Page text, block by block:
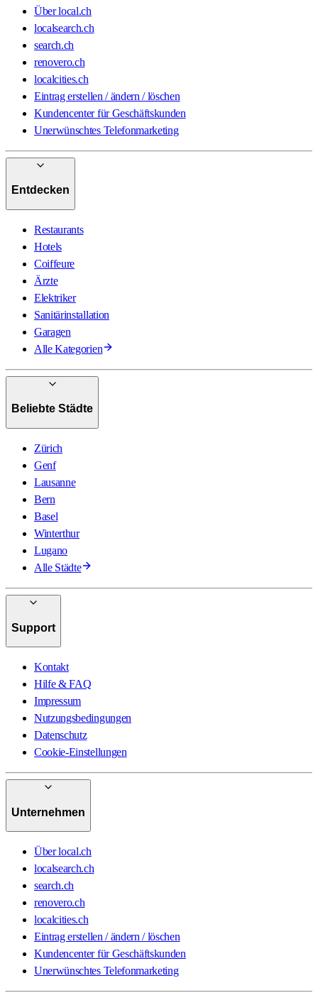
Über local.ch
localsearch.ch
search.ch
renovero.ch
localcities.ch
Eintrag erstellen / ändern / löschen
Kundencenter für Geschäftskunden
Unerwünschtes Telefonmarketing
Entdecken
Restaurants
Hotels
Coiffeure
Ärzte
Elektriker
Sanitärinstallation
Garagen
Alle Kategorien
Beliebte Städte
Zürich
Genf
Lausanne
Bern
Basel
Winterthur
Lugano
Alle Städte
Support
Kontakt
Hilfe & FAQ
Impressum
Nutzungsbedingungen
Datenschutz
Cookie-Einstellungen
Unternehmen
Über local.ch
localsearch.ch
search.ch
renovero.ch
localcities.ch
Eintrag erstellen / ändern / löschen
Kundencenter für Geschäftskunden
Unerwünschtes Telefonmarketing